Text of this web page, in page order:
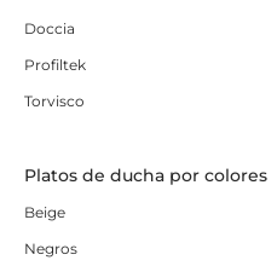
Doccia
Profiltek
Torvisco
Platos de ducha por colores
Beige
Negros